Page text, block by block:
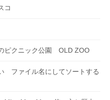
コ
ピクニック公園 OLD ZOO
ファイル名にしてソートする